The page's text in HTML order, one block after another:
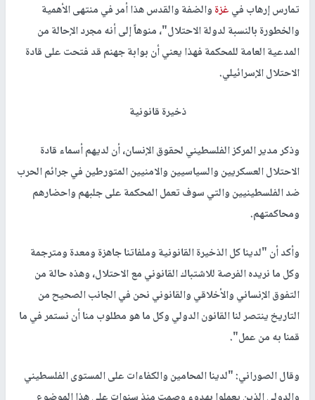
تمارس إرهاب فيغزةوالضفة والقدس هذا أمر في منتهى الأهمية
والخطورة بالنسبة لدولة الاحتلال"، منوهاً إلى أنه مجرد الإحالة من
المدعية العامة للمحكمة فهذا يعني أن بوابة جهنم قد فتحت على قادة
الاحتلال الإسرائيلي.
ذخيرة قانونية
وذكر مدير المركز الفلسطيني لحقوق الإنسان، أن لديهم أسماء قادة
الاحتلال العسكريين والسياسيين والامنيين المتورطين في جرائم الحرب
ضد الفلسطينيين والتي سوف تعمل المحكمة على جلبهم واحضارهم
ومحاكمتهم.
وأكد أن "لدينا كل الذخيرة القانونية وملفاتنا جاهزة ومعدة ومترجمة
وكل ما نريده الفرصة للاشتباك القانوني مع الاحتلال، وهذه حالة من
التفوق الإنساني والأخلاقي والقانوني نحن في الجانب الصحيح من
التاريخ ينتصر لنا القانون الدولي وكل ما هو مطلوب منا أن نستمر في ما
قمنا به من عمل".
وقال الصوراني: "لدينا المحامين والكفاءات على المستوى الفلسطيني